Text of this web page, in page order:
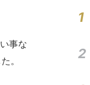
事な
。